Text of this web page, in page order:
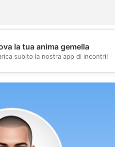
💖
la tua anima gemella
subito la nostra app di incontri!